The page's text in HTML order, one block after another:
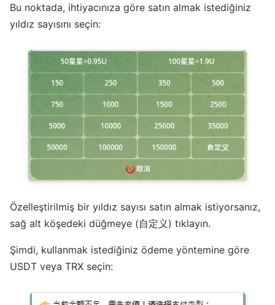
Bu noktada, ihtiyacınıza göre satın almak istediğiniz
yıldız sayısını seçin:
Özelleştirilmiş bir yıldız sayısı satın almak istiyorsanız,
sağ alt köşedeki düğmeye (自定义) tıklayın.
Şimdi, kullanmak istediğiniz ödeme yöntemine göre
USDT veya TRX seçin: